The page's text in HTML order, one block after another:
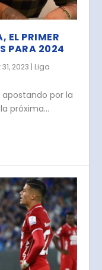
EL PRIMER
PARA 2024
2023 | Liga
apostando por la
próxima...